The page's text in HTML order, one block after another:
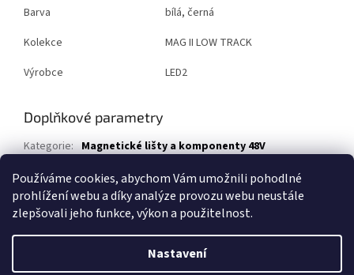
Používáme cookies, abychom Vám umožnili pohodlné
prohlížení webu a díky analýze provozu webu neustále
zlepšovali jeho funkce, výkon a použitelnost.
Nastavení
Barva
bílá, černá
Kolekce
MAG II LOW TRACK
Výrobce
LED2
Doplňkové parametry
Kategorie: Magnetické lišty a komponenty 48V